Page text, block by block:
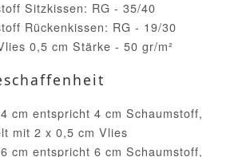
Sitzkissen: RG - 35/40
Rückenkissen: RG - 19/30
0,5 cm Stärke - 50 gr/m²
cm entspricht 4 cm Schaumstoff,
mit 2 x 0,5 cm Vlies
cm entspricht 6 cm Schaumstoff,